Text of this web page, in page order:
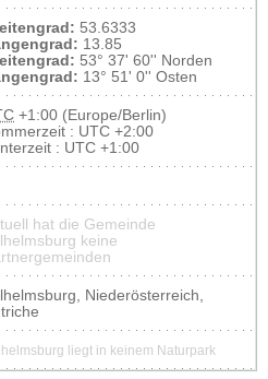
53.6333
13.85
53° 37' 60'' Norden
13° 51' 0'' Osten
+1:00 (Europe/Berlin)
: UTC +2:00
: UTC +1:00
hat die Gemeinde
keine
Niederösterreich,
liegt in keinem Naturpark